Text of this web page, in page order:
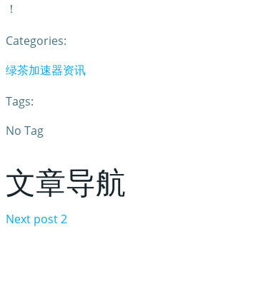
！
Categories:
绿茶加速器资讯
Tags:
No Tag
文章导航
Next post2